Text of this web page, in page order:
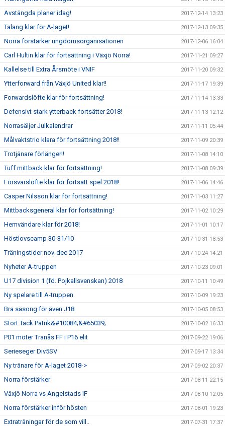
Avstängda planer idag! 2017-12-14 13:23
Talang klar för A-laget! 2017-12-13 09:35
Norra förstärker ungdomsorganisationen 2017-12-06 16:04
Carl Hultin klar för fortsättning i Växjö Norra! 2017-11-21 09:27
Kallelse till Extra Årsmöte i VNIF 2017-11-20 09:32
Ytterforward från Växjö United klar!! 2017-11-17 19:39
Forwardslöfte klar för fortsättning! 2017-11-14 13:33
Defensivt stark ytterback fortsätter 2018! 2017-11-13 12:12
Norrasäljer Julkalendrar 2017-11-11 05:44
Målvaktstrio klara för fortsättning 2018!! 2017-11-09 20:39
Trotjänare förlänger!! 2017-11-08 14:10
Tuff mittback klar för fortsättning! 2017-11-08 09:39
Försvarslöfte klar för fortsatt spel 2018! 2017-11-06 14:46
Casper Nilsson klar för fortsättning! 2017-11-03 11:27
Mittbacksgeneral klar för fortsättning! 2017-11-02 10:29
Hemvändare klar för 2018! 2017-11-01 10:17
Höstlovscamp 30-31/10 2017-10-31 18:53
Träningstider nov-dec 2017 2017-10-24 14:21
Nyheter A-truppen 2017-10-23 09:01
U17 division 1 (fd. Pojkallsvenskan) 2018 2017-10-11 10:49
Ny spelare till A-truppen 2017-10-09 19:23
Bra säsong för även J18 2017-10-05 08:53
Stort Tack Patrik&#10084;&#65039; 2017-10-02 16:33
P01 möter Tranås FF i P16 elit 2017-09-22 19:06
Serieseger Div5SV 2017-09-17 13:34
Ny tränare för A-laget 2018-> 2017-09-02 20:37
Norra förstärker 2017-08-11 22:15
Växjö Norra vs Angelstads IF 2017-08-10 12:05
Norra förstärker inför hösten 2017-08-01 19:23
Extraträningar för de som vill.. 2017-07-31 17:37